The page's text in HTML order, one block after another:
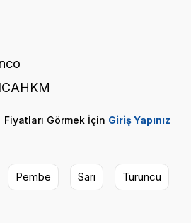
Fiyatları Görmek İçin Giriş Yapınız
Pembe Sarı Turuncu